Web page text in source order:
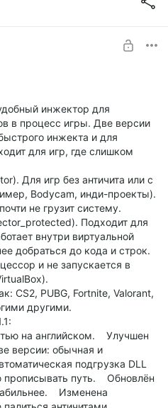
инжектор для
в процесс игры. Две версии
инжекта и для
для игр, где слишком
Для игр без античита или с
Bodycam, инди-проекты).
не грузит систему.
Подходит для
внутри виртуальной
добраться до кода и строк.
и не запускается в
CS2, PUBG, Fortnite, Valorant,
другими.
на английском. Улучшен
версии: обычная и
подгрузка DLL
путь. Обновлён
Изменена